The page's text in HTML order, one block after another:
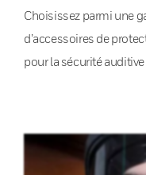
Choisissez parmi une
d’accessoires de
pour la sécurité